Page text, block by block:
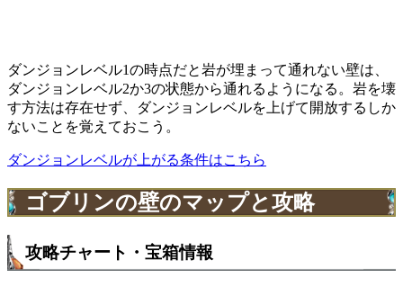
ダンジョンレベル1の時点だと岩が埋まって通れない壁は、
ダンジョンレベル2か3の状態から通れるようになる。岩を壊
す方法は存在せず、ダンジョンレベルを上げて開放するしか
ないことを覚えておこう。
ダンジョンレベルが上がる条件はこちら
ゴブリンの壁のマップと攻略
攻略チャート・宝箱情報